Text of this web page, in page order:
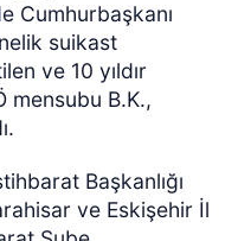
Cumhurbaşkanı
suikast
ve 10 yıldır
mensubu B.K.,
Başkanlığı
ve Eskişehir İl